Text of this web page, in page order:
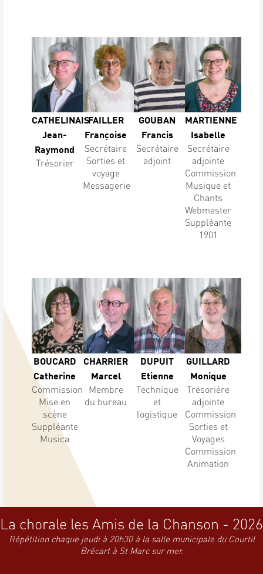
CATHELINAIS
Jean-
Raymond
Trésorier
FAILLER
Françoise
Secrétaire
Sorties et
voyage
Messagerie
GOUBAN
Francis
Secrétaire
adjoint
MARTIENNE
Isabelle
Secrétaire
adjointe
Commission
Musique et
Chants
Webmaster
Suppléante
1901
BOUCARD
Catherine
Commission
Mise en
scène
Suppléante
Musica
CHARRIER
Marcel
Membre
du bureau
DUPUIT
Etienne
Technique
et
logistique
GUILLARD
Monique
Trésorière
adjointe
Commission
Sorties et
Voyages
Commission
Animation
La chorale les Amis de la Chanson - 2026
Répétition chaque jeudi à 20h30 à la salle municipale du Courtil
Brécart à St Marc sur mer.